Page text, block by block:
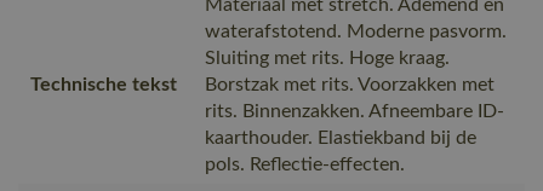
Technische tekst
Materiaal met stretch. Ademend en
waterafstotend. Moderne pasvorm.
Sluiting met rits. Hoge kraag.
Borstzak met rits. Voorzakken met
rits. Binnenzakken. Afneembare ID-
kaarthouder. Elastiekband bij de
pols. Reflectie-effecten.